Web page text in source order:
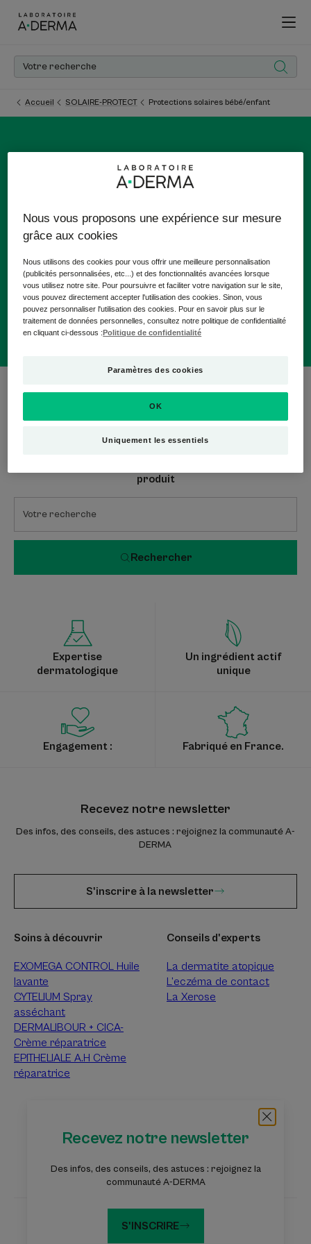
Accueil SOLAIRE-PROTECT Protections solaires bébé/enfant
Protections solaires
bébé/enfant
Protégez du soleil la peau fragile de votre bébé ou de
votre enfant grâce aux crèmes solaires bébé et enfant
SPF50+ d'A-DERMA à l'Avoine dermatologique Rhealba®
issue de l'agriculture biologique.
0 résultat pour "Protections solaires
produit
Rechercher
Recevez notre newsletter
Des infos, des conseils, des astuces : rejoignez la
communauté A-DERMA
S'INSCRIRE
Expertise
dermatologique
Un ingrédient actif
unique
Engagement : Fabriqué en France.
Recevez notre newsletter
Des infos, des conseils, des astuces : rejoignez la communauté A-
DERMA
S'inscrire à la newsletter
Soins à découvrir
EXOMEGA CONTROL Huile
lavante
CYTELIUM Spray
asséchant
DERMALIBOUR + CICA-
Crème réparatrice
EPITHELIALE A.H Crème
réparatrice
Conseils d'experts
La dermatite atopique
L’eczéma de contact
La Xerose
Questions fréquentesContact
Les sites du groupe Pierre Fabre
Nous vous proposons une expérience sur mesure
grâce aux cookies
Nous utilisons des cookies pour vous offrir une meilleure personnalisation
(publicités personnalisées, etc...) et des fonctionnalités avancées lorsque
vous utilisez notre site. Pour poursuivre et faciliter votre navigation sur le site,
vous pouvez directement accepter l'utilisation des cookies. Sinon, vous
pouvez personnaliser l'utilisation des cookies. Pour en savoir plus sur le
traitement de données personnelles, consultez notre politique de confidentialité
en cliquant ci-dessous :Politique de confidentialité
Paramètres des cookies
Uniquement les essentiels
OK